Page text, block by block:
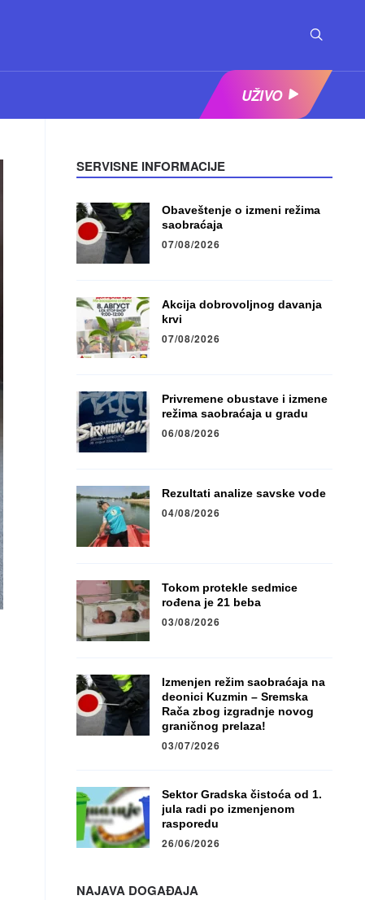
UŽIVO
SERVISNE INFORMACIJE
Obaveštenje o izmeni režima
saobraćaja
07/08/2026
Akcija dobrovoljnog davanja
krvi
07/08/2026
Privremene obustave i izmene
režima saobraćaja u gradu
06/08/2026
Rezultati analize savske vode
04/08/2026
Tokom protekle sedmice
rođena je 21 beba
03/08/2026
Izmenjen režim saobraćaja na
deonici Kuzmin – Sremska
Rača zbog izgradnje novog
graničnog prelaza!
03/07/2026
Sektor Gradska čistoća od 1.
jula radi po izmenjenom
rasporedu
26/06/2026
NAJAVA DOGAĐAJA